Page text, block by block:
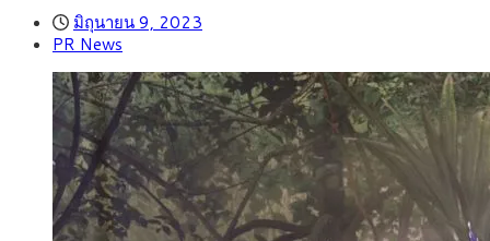
มิถุนายน 9, 2023
PR News